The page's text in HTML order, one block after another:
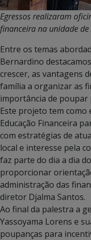
Egressos realizaram
financeira na unidade
Entre os temas
Bernardino
crescer, as vantagens
família a organizar as
importância de poupar
Este projeto tem como
Educação Financeira
com estratégias de
local e interesse pela
faz parte do dia a dia
proporcionar
administração das
diretor Djalma Santos.
Ao final da palestra a
Yassoyama Lorens e
poupanças para